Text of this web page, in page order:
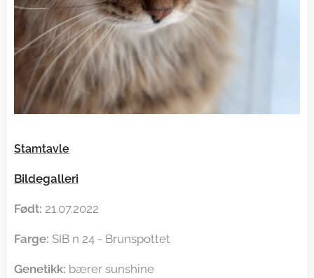
Stamtavle
Bildegalleri
Født: 21.07.2022
Farge: SIB n 24 - Brunspottet
Genetikk: bærer sunshine